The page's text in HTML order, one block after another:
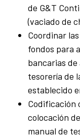
de G&T
(vaciado de
Coordinar
fondos para
bancarias
tesorería de
establecido
Codificación
colocación
manual de